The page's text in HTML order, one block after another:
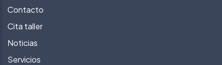
Contacto
Cita taller
Noticias
Servicios